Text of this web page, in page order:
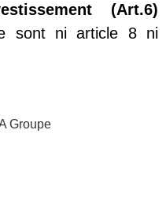
(Art.6)
sont ni article 8 ni